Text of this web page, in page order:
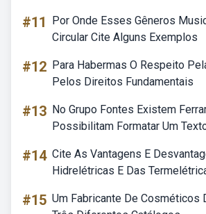
#11
Por Onde Esses Gêneros
Circular Cite Alguns Exemplos
#12 Para Habermas O Respeito
Pelos Direitos Fundamentais
#13 No Grupo Fontes Existem
Possibilitam Formatar Um
#14 Cite As Vantagens E
Hidrelétricas E Das
#15 Um Fabricante De Cosméticos